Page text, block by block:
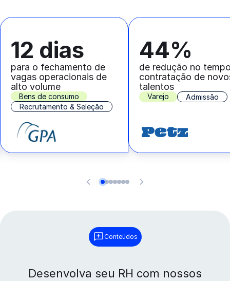
12 dias
para o fechamento de
vagas operacionais de
alto volume
Bens de consumo
Recrutamento & Seleção
44%
de redução no
contratação de
talentos
Varejo Admissão
Conteúdos
Desenvolva seu RH com nossos